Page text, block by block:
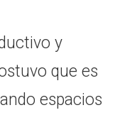
y
que es
espacios